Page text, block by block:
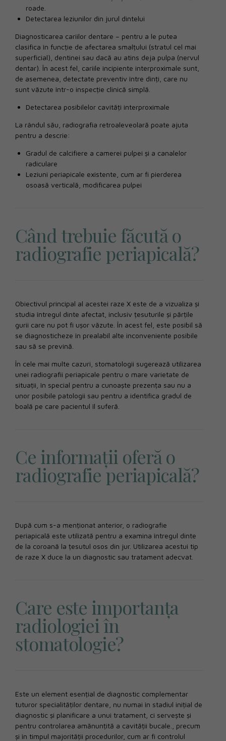
roade.
Detectarea leziunilor din jurul dintelui
Diagnosticarea cariilor dentare – pentru a le putea
clasifica în funcție de afectarea smalțului (stratul cel mai
superficial), dentinei sau dacă au atins deja pulpa (nervul
dentar). În acest fel, cariile incipiente interproximale sunt,
de asemenea, detectate preventiv între dinți, care nu
sunt văzute într-o inspecție clinică simplă.
Detectarea posibilelor cavități interproximale
La rândul său, radiografia retroaleveolară poate ajuta
pentru a descrie:
Gradul de calcifiere a camerei pulpei și a canalelor
radiculare
Leziuni periapicale existente, cum ar fi pierderea
osoasă verticală, modificarea pulpei
Când trebuie făcută o
radiografie periapicală?
Obiectivul principal al acestei raze X este de a vizualiza și
studia întregul dinte afectat, inclusiv țesuturile și părțile
gurii care nu pot fi ușor văzute. În acest fel, este posibil să
se diagnosticheze în prealabil alte inconveniente posibile
sau să se prevină.
În cele mai multe cazuri, stomatologii sugerează utilizarea
unei radiografii periapicale pentru o mare varietate de
situații, în special pentru a cunoaște prezența sau nu a
unor posibile patologii sau pentru a identifica gradul de
boală pe care pacientul îl suferă.
Ce informații oferă o
radiografie periapicală?
După cum s-a menționat anterior, o radiografie
periapicală este utilizată pentru a examina întregul dinte
de la coroană la țesutul osos din jur. Utilizarea acestui tip
de raze X duce la un diagnostic sau tratament adecvat.
Care este importanța
radiologiei în
stomatologie?
Este un element esențial de diagnostic complementar
tuturor specialităților dentare, nu numai în stadiul inițial de
diagnostic și planificare a unui tratament, ci servește și
pentru controlarea amănunțită a cavității bucale., precum
și în timpul majorității procedurilor, cum ar fi controlul